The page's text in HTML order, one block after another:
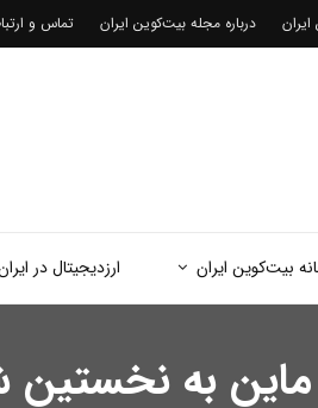
بیت‌کوین ایران ارزدیجیتال در
درباره مجله بیت‌کوین ایران تماس و
به نخستین